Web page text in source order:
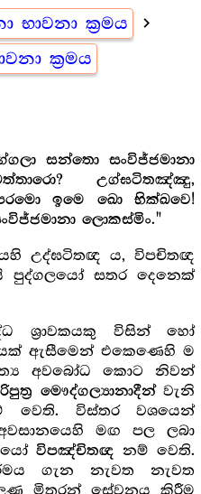
භාවනා ක්‍රමය navigate_next
ක්‍රමය
සන්තො සංවිජ්ජමානා
උග්ඝටිතඤ්ඤු,
ඉමෙ ඛො භික්ඛවෙ!
ලොකස්මිං."
උද්ඝටිතඥ ය, විපචිතඥ
පුද්ගලයෝ සතර දෙනෙක්
ශ්‍රාවකයකු විසින් හෝ
ඇසීමෙන් එකෙණෙහි ම
අවබෝධ කොට නිවන්
මෞද්ගල්‍යානාදීන්වැනි
වෙති. විස්තර වශයෙන්
මඟ පල ලබා
විපඤ්චිතඥ නම් වෙති.
ගැන නැවත නැවත